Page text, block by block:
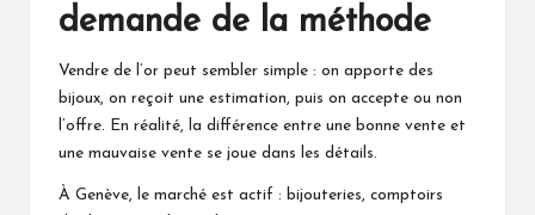
demande de la méthode
Vendre de l’or peut sembler simple : on apporte des
bijoux, on reçoit une estimation, puis on accepte ou non
l’offre. En réalité, la différence entre une bonne vente et
une mauvaise vente se joue dans les détails.
À Genève, le marché est actif : bijouteries, comptoirs